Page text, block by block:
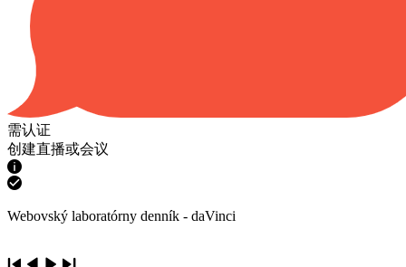
需认证
创建直播或会议
Webovský laboratórny denník - daVinci